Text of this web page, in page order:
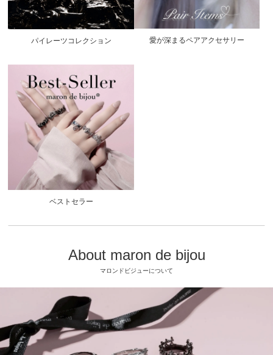
パイレーツコレクション 愛が深まるペアアクセサリー
ベストセラー
About maron de bijou
マロンドビジューについて